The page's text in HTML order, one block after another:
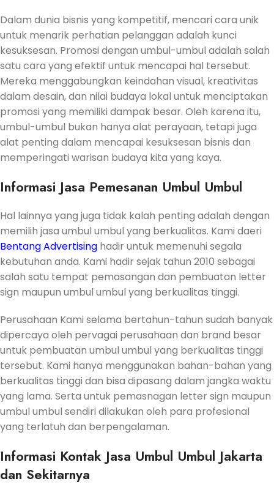
Dalam dunia bisnis yang kompetitif, mencari cara unik
untuk menarik perhatian pelanggan adalah kunci
kesuksesan. Promosi dengan umbul-umbul adalah salah
satu cara yang efektif untuk mencapai hal tersebut.
Mereka menggabungkan keindahan visual, kreativitas
dalam desain, dan nilai budaya lokal untuk menciptakan
promosi yang memiliki dampak besar. Oleh karena itu,
umbul-umbul bukan hanya alat perayaan, tetapi juga
alat penting dalam mencapai kesuksesan bisnis dan
memperingati warisan budaya kita yang kaya.
Informasi Jasa Pemesanan Umbul Umbul
Hal lainnya yang juga tidak kalah penting adalah dengan
memilih jasa umbul umbul yang berkualitas. Kami daeri
Bentang Advertising hadir untuk memenuhi segala
kebutuhan anda. Kami hadir sejak tahun 2010 sebagai
salah satu tempat pemasangan dan pembuatan letter
sign maupun umbul umbul yang berkualitas tinggi.
Perusahaan Kami selama bertahun-tahun sudah banyak
dipercaya oleh pervagai perusahaan dan brand besar
untuk pembuatan umbul umbul yang berkualitas tinggi
tersebut. Kami hanya menggunakan bahan-bahan yang
berkualitas tinggi dan bisa dipasang dalam jangka waktu
yang lama. Serta untuk pemasnagan letter sign maupun
umbul umbul sendiri dilakukan oleh para profesional
yang terlatuh dan berpengalaman.
Informasi Kontak Jasa Umbul Umbul Jakarta
dan Sekitarnya